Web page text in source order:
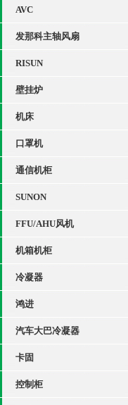
AVC
发那科主轴风扇
RISUN
壁挂炉
机床
口罩机
通信机柜
SUNON
FFU/AHU风机
机箱机柜
冷凝器
鸿进
汽车大巴冷凝器
卡固
控制柜